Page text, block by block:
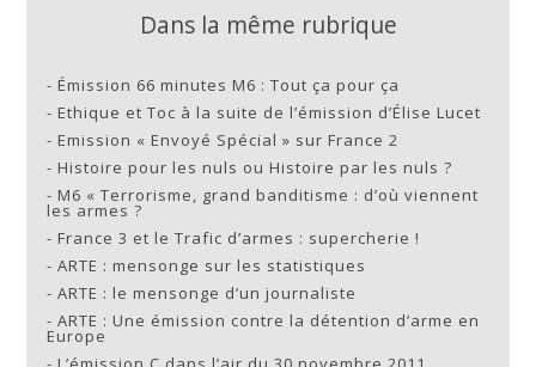
Dans la même rubrique
-Émission 66 minutes M6 : Tout ça pour ça
-Ethique et Toc à la suite de l’émission d’Élise Lucet
-Emission « Envoyé Spécial » sur France 2
-Histoire pour les nuls ou Histoire par les nuls ?
-M6 « Terrorisme, grand banditisme : d’où viennent
les armes ?
-France 3 et le Trafic d’armes : supercherie !
-ARTE : mensonge sur les statistiques
-ARTE : le mensonge d’un journaliste
-ARTE : Une émission contre la détention d’arme en
Europe